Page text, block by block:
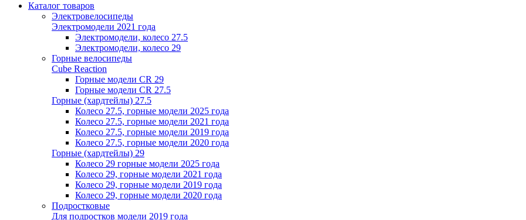
Каталог товаров
Электровелосипеды
Электромодели 2021 года
Электромодели, колесо 27.5
Электромодели, колесо 29
Горные велосипеды
Cube Reaction
Горные модели CR 29
Горные модели CR 27.5
Горные (хардтейлы) 27.5
Колесо 27.5, горные модели 2025 года
Колесо 27.5, горные модели 2021 года
Колесо 27.5, горные модели 2019 года
Колесо 27.5, горные модели 2020 года
Горные (хардтейлы) 29
Колесо 29 горные модели 2025 года
Колесо 29, горные модели 2021 года
Колесо 29, горные модели 2019 года
Колесо 29, горные модели 2020 года
Подростковые
Для подростков модели 2019 года